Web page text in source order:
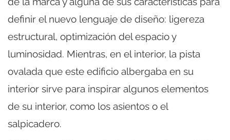
definir el nuevo lenguaje de diseño: ligereza
estructural, optimización del espacio y
luminosidad. Mientras, en el interior, la pista
ovalada que este edificio albergaba en su
interior sirve para inspirar algunos elementos
de su interior, como los asientos o el
salpicadero.